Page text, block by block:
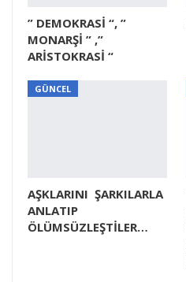
” DEMOKRASİ “, ”
MONARŞİ ” ,”
ARİSTOKRASİ “
GÜNCEL
AŞKLARINI ŞARKILARLA
ANLATIP
ÖLÜMSÜZLEŞTİLER…